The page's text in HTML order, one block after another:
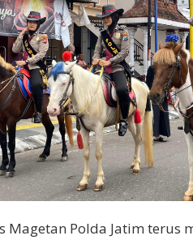
Magetan Polda Jatim